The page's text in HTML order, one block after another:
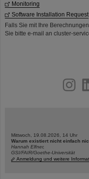
Monitoring
Software Installation Request
Falls Sie mit Ihre
Sie bitte e-mail an cluster-
youtube
Mittwoch, 19.08.2026, 14 Uhr
Warum existiert nicht einfach
Hannah Elfner,
GSI/FAIR/Goethe-Universität
Anmeldung und weitere